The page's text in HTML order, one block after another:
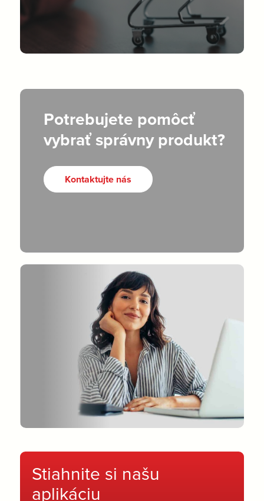
Potrebujete pomôcť
vybrať správny produkt?
Kontaktujte nás
Stiahnite si našu
aplikáciu